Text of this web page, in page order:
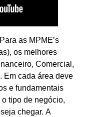
as MPME’s
os melhores
Comercial,
Em cada área deve
e fundamentais
tipo de negócio,
chegar. A